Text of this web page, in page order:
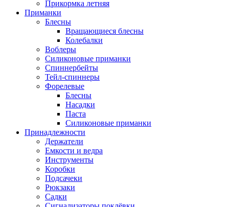
Прикормка летняя
Приманки
Блесны
Вращающиеся блесны
Колебалки
Воблеры
Силиконовые приманки
Спиннербейты
Тейл-спиннеры
Форелевые
Блесны
Насадки
Паста
Силиконовые приманки
Принадлежности
Держатели
Емкости и ведра
Инструменты
Коробки
Подсачеки
Рюкзаки
Садки